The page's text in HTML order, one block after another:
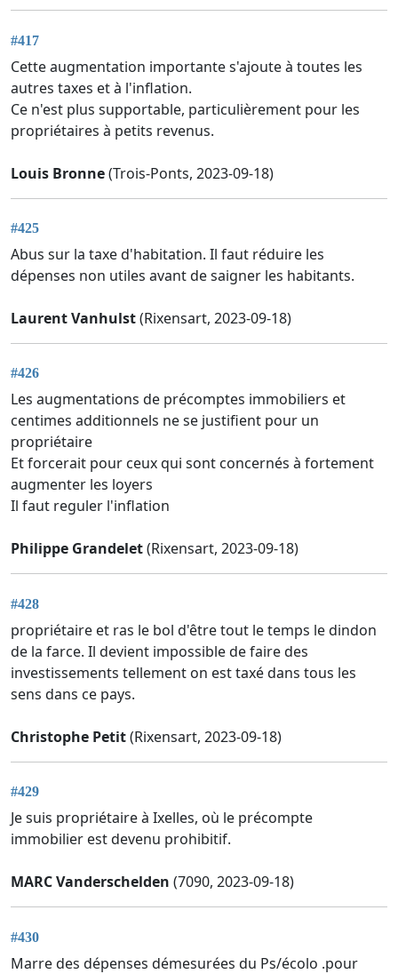
#417
Cette augmentation importante s'ajoute à toutes les
autres taxes et à l'inflation.
Ce n'est plus supportable, particulièrement pour les
propriétaires à petits revenus.
Louis Bronne(Trois-Ponts, 2023-09-18)
#425
Abus sur la taxe d'habitation. Il faut réduire les
dépenses non utiles avant de saigner les habitants.
Laurent Vanhulst(Rixensart, 2023-09-18)
#426
Les augmentations de précomptes immobiliers et
centimes additionnels ne se justifient pour un
propriétaire
Et forcerait pour ceux qui sont concernés à fortement
augmenter les loyers
Il faut reguler l'inflation
Philippe Grandelet(Rixensart, 2023-09-18)
#428
propriétaire et ras le bol d'être tout le temps le dindon
de la farce. Il devient impossible de faire des
investissements tellement on est taxé dans tous les
sens dans ce pays.
Christophe Petit(Rixensart, 2023-09-18)
#429
Je suis propriétaire à Ixelles, où le précompte
immobilier est devenu prohibitif.
MARC Vanderschelden (7090, 2023-09-18)
#430
Marre des dépenses démesurées du Ps/écolo .pour